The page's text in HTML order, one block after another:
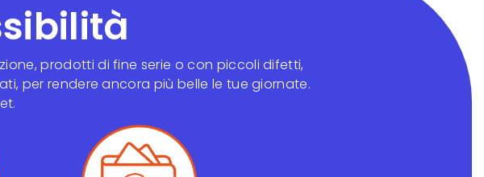
prodotti di fine serie o con piccoli difetti,
per rendere ancora più belle le tue giornate.